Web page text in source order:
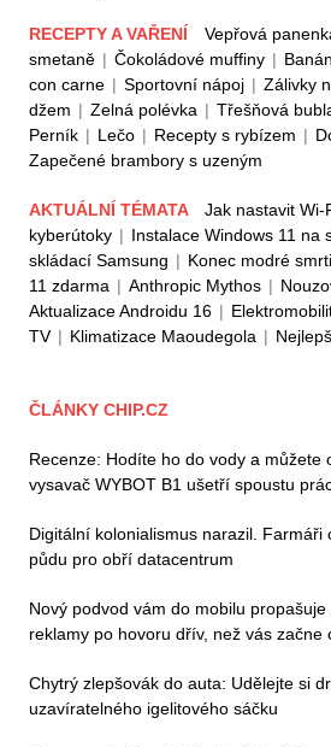
RECEPTY A VAŘENÍ Vepřová
smetaně | Čokoládové muffiny |
con carne | Sportovní nápoj | Zálivky
džem | Zelná polévka | Třešňová
Perník | Lečo | Recepty s rybízem |
Zapečené brambory s uzeným
AKTUÁLNÍ TÉMATA Jak nastavit Wi-
kyberútoky | Instalace Windows 11 na
skládací Samsung | Konec modré
11 zdarma | Anthropic Mythos |
Aktualizace Androidu 16 |
TV | Klimatizace Maoudegola |
ČLÁNKY CHIP.CZ
Recenze: Hodíte ho do vody a můžete
vysavač WYBOT B1 ušetří spoustu
Digitální kolonialismus narazil. Farmáři
půdu pro obří datacentrum
Nový podvod vám do mobilu propašuje
reklamy po hovoru dřív, než vás začne
Chytrý zlepšovák do auta: Udělejte si
uzavíratelného igelitového sáčku